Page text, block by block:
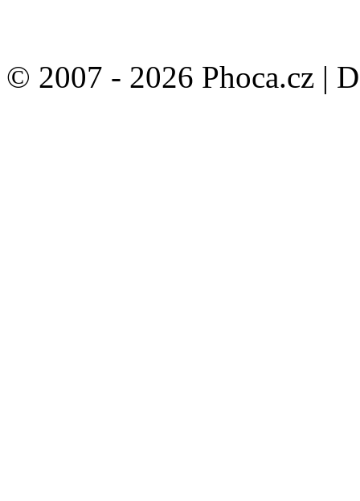
© 2007 - 2026 Phoca.cz |